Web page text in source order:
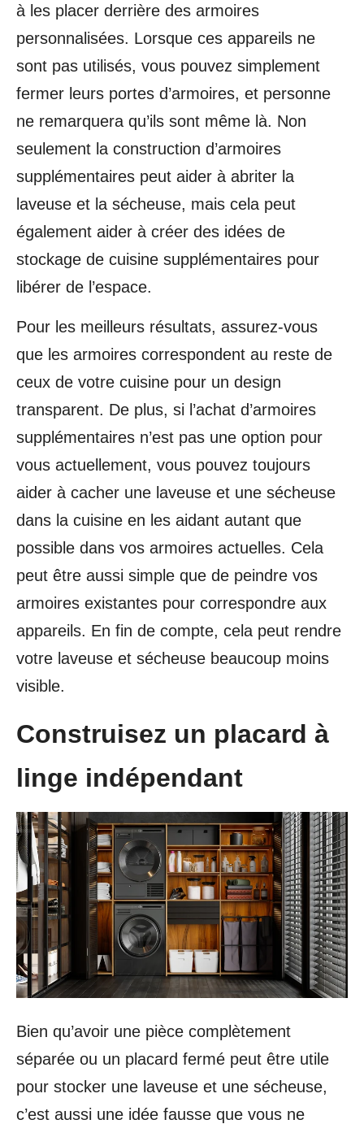
à les placer derrière des armoires
personnalisées. Lorsque ces appareils ne
sont pas utilisés, vous pouvez simplement
fermer leurs portes d’armoires, et personne
ne remarquera qu’ils sont même là. Non
seulement la construction d’armoires
supplémentaires peut aider à abriter la
laveuse et la sécheuse, mais cela peut
également aider à créer des idées de
stockage de cuisine supplémentaires pour
libérer de l’espace.
Pour les meilleurs résultats, assurez-vous
que les armoires correspondent au reste de
ceux de votre cuisine pour un design
transparent. De plus, si l’achat d’armoires
supplémentaires n’est pas une option pour
vous actuellement, vous pouvez toujours
aider à cacher une laveuse et une sécheuse
dans la cuisine en les aidant autant que
possible dans vos armoires actuelles. Cela
peut être aussi simple que de peindre vos
armoires existantes pour correspondre aux
appareils. En fin de compte, cela peut rendre
votre laveuse et sécheuse beaucoup moins
visible.
Construisez un placard à
linge indépendant
Bien qu’avoir une pièce complètement
séparée ou un placard fermé peut être utile
pour stocker une laveuse et une sécheuse,
c’est aussi une idée fausse que vous ne